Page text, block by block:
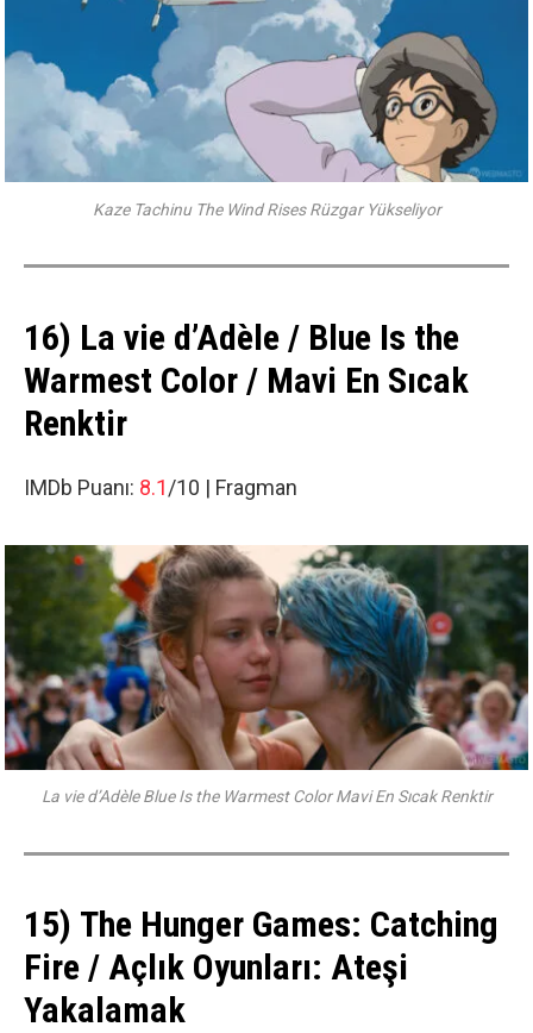
Kaze Tachinu The Wind Rises Rüzgar Yükseliyor
16) La vie d’Adèle / Blue Is the
Warmest Color / Mavi En Sıcak
Renktir
IMDb Puanı: 8.1/10 | Fragman
La vie d’Adèle Blue Is the Warmest Color Mavi En Sıcak Renktir
15) The Hunger Games: Catching
Fire / Açlık Oyunları: Ateşi
Yakalamak